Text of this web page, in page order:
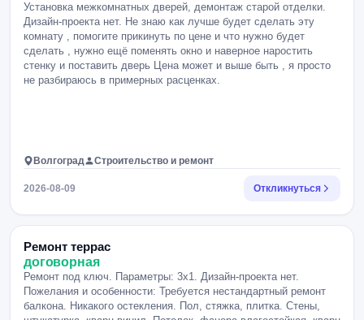
Установка межкомнатных дверей, демонтаж старой отделки.
Дизайн-проекта нет. Не знаю как лучше будет сделать эту
комнату , помогите прикинуть по цене и что нужно будет
сделать , нужно ещё поменять окно и наверное наростить
стенку и поставить дверь Цена может и выше быть , я просто
не разбираюсь в примерных расценках.
Волгоград Строительство и ремонт
2026-08-09 Откликнуться
Ремонт террас
договорная
Ремонт под ключ. Параметры: 3х1. Дизайн-проекта нет.
Пожелания и особенности: Требуется нестандартный ремонт
балкона. Никакого остекления. Пол, стяжка, плитка. Стены,